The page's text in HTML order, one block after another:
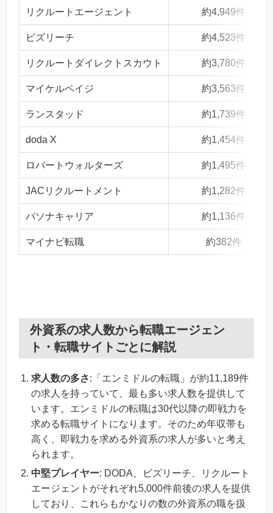
リクルートエージェント 約4,949件
ビズリーチ 約4,523件
リクルートダイレクトスカウト 約3,780件
マイケルペイジ 約3,563件
ランスタッド 約1,739件
doda X 約1,454件
ロバートウォルターズ 約1,495件
JACリクルートメント 約1,282件
パソナキャリア 約1,136件
マイナビ転職 約382件
外資系の求人数から転職エージェン
ト・転職サイトごとに解説
求人数の多さ:「エンミドルの転職」が約11,189件
の求人を持っていて、最も多い求人数を提供して
います。エンミドルの転職は30代以降の即戦力を
求める転職サイトになります。そのため年収帯も
高く、即戦力を求める外資系の求人が多いと考え
られます。
中堅プレイヤー: DODA、ビズリーチ、リクルート
エージェントがそれぞれ5,000件前後の求人を提供
しており、これらもかなりの数の外資系の職を扱